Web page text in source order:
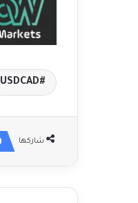
USDCAD
شاركها